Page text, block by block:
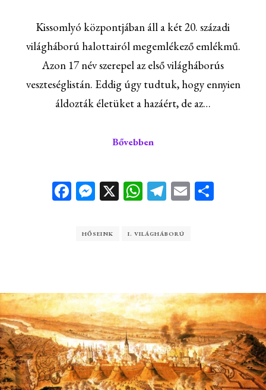
Kissomlyó központjában áll a két 20. századi
világháború halottairól megemlékező emlékmű.
Azon 17 név szerepel az első világháborús
veszteséglistán. Eddig úgy tudtuk, hogy ennyien
áldozták életüket a hazáért, de az…
Bővebben
Facebook
Messenger
X WhatsApp
Telegram
Email
HŐSEINK I. VILÁGHÁBORÚ